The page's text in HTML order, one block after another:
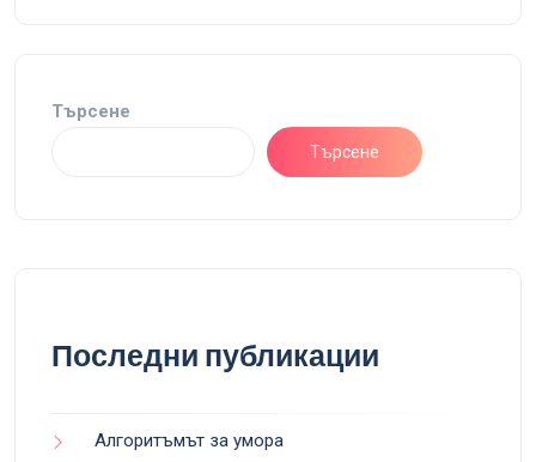
Търсене
Търсене
Последни публикации
Алгоритъмът за умора